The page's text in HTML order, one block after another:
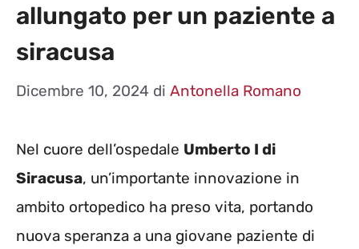
allungato per un paziente a
siracusa
Dicembre 10, 2024 di Antonella Romano
Nel cuore dell’ospedale Umberto I di
Siracusa, un’importante innovazione in
ambito ortopedico ha preso vita, portando
nuova speranza a una giovane paziente di